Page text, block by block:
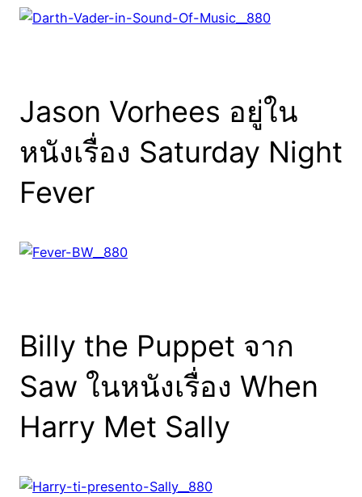
Jason Vorhees อยู่ใน
หนังเรื่อง Saturday Night
Fever
Billy the Puppet จาก
Saw ในหนังเรื่อง When
Harry Met Sally